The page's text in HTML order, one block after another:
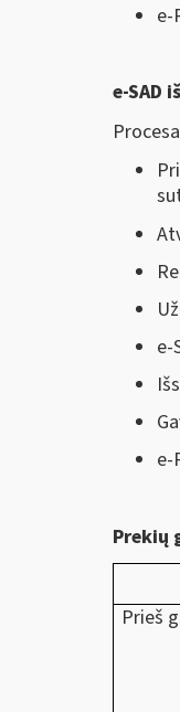
e-
e-SAD
e-
e-
Prekių
Prieš